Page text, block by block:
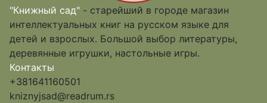
"Книжный сад" - старейший в городе магазин
интеллектуальных книг на русском языке для
детей и взрослых. Большой выбор литературы,
деревянные игрушки, настольные игры.
Контакты
+381641160501
kniznyjsad@readrum.rs